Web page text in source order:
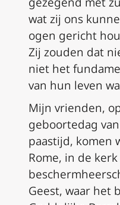
wat zij ons
ogen gericht
Zij zouden dat
niet het
van hun leven
Mijn vrienden,
geboortedag
paastijd, komen
Rome, in de
Geest, waar het